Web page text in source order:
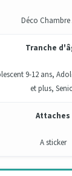
Déco Chambre
Tranche
9-12 ans,
et plus,
Attaches
A sticker